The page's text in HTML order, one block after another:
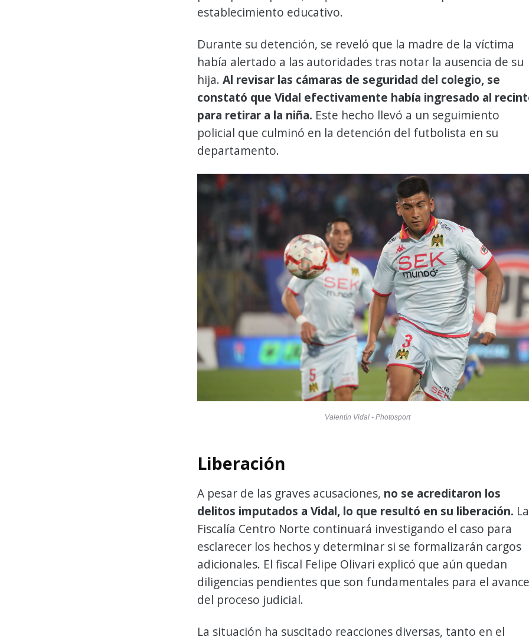
establecimiento educativo.
Durante su detención, se reveló que la madre de la víctima
había alertado a las autoridades tras notar la ausencia de su
hija. Al revisar las cámaras de seguridad del colegio, se
constató que Vidal efectivamente había ingresado al
para retirar a la niña. Este hecho llevó a un seguimiento
policial que culminó en la detención del futbolista en su
departamento.
Valentín Vidal - Photosport
Liberación
A pesar de las graves acusaciones, no se acreditaron los
delitos imputados a Vidal, lo que resultó en su liberación. La
Fiscalía Centro Norte continuará investigando el caso para
esclarecer los hechos y determinar si se formalizarán cargos
adicionales. El fiscal Felipe Olivari explicó que aún quedan
diligencias pendientes que son fundamentales para el avance
del proceso judicial.
La situación ha suscitado reacciones diversas, tanto en el